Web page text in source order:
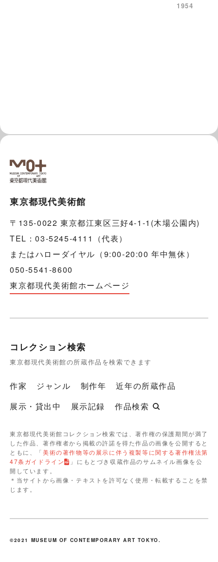
1954
東京都現代美術館
〒135-0022 東京都江東区三好4-1-1(木場公園内)
TEL：03-5245-4111（代表）
またはハローダイヤル（9:00-20:00 年中無休）
050-5541-8600
東京都現代美術館ホームページ
コレクション検索
東京都現代美術館の所蔵作品を検索できます
作家 ジャンル 制作年
近年の所蔵作品
展示・貸出中
展示記録 作品検索
東京都現代美術館コレクション検索では、著作権の保護期間が満了
した作品、著作権者から掲載の許諾を得た作品の画像を公開すると
ともに、「美術の著作物等の展示に伴う複製等に関する著作権法第
47条ガイドライン
」にもとづき収蔵作品のサムネイル画像を公
開しています。
＊当サイトから画像・テキストを許可なく使用・転載することを禁
じます。
©2021 MUSEUM OF CONTEMPORARY ART TOKYO.